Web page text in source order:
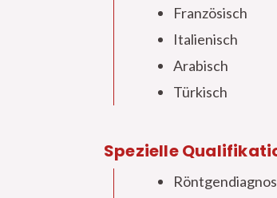
Französisch
Italienisch
Arabisch
Türkisch
Spezielle